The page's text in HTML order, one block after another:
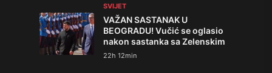
SVIJET
VAŽAN SASTANAK U
BEOGRADU! Vučić se oglasio
nakon sastanka sa Zelenskim
22h 12min